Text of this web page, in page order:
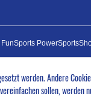
werden. Andere
sollen, werden